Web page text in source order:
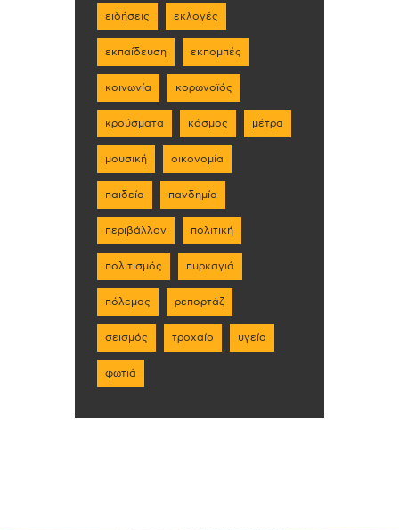
ειδήσεις εκλογές
εκπαίδευση εκπομπές
κοινωνία κορωνοϊός
κρούσματα κόσμος μέτρα
μουσική οικονομία
παιδεία πανδημία
περιβάλλον πολιτική
πολιτισμός πυρκαγιά
πόλεμος ρεπορτάζ
σεισμός τροχαίο υγεία
φωτιά